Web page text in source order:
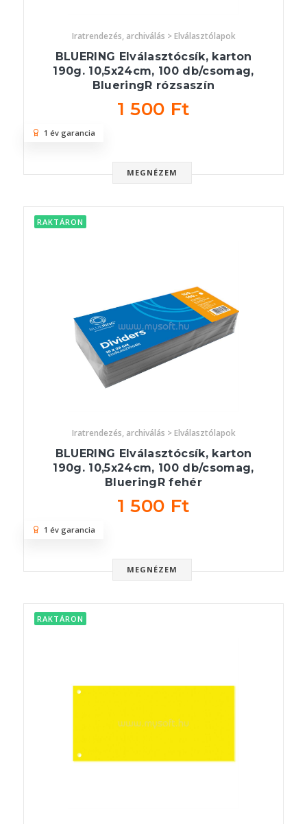
Iratrendezés, archiválás > Elválasztólapok
BLUERING Elválasztócsík, karton
190g. 10,5x24cm, 100 db/csomag,
BlueringR rózsaszín
1 500 Ft
MEGNÉZEM
1 év garancia
RAKTÁRON
Iratrendezés, archiválás > Elválasztólapok
BLUERING Elválasztócsík, karton
190g. 10,5x24cm, 100 db/csomag,
BlueringR fehér
1 500 Ft
MEGNÉZEM
1 év garancia
RAKTÁRON